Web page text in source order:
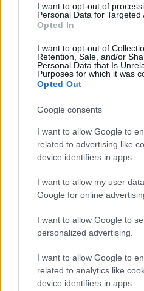
I want to opt-out of
Personal Data for Targeted
Opted In
I want to opt-out of
Retention, Sale, and/or
Personal Data that Is
Purposes for which it was
Opted Out
Google consents
I want to allow Google to
related to advertising like
device identifiers in apps.
I want to allow my user
Google for online
I want to allow Google to
personalized advertising.
I want to allow Google to
related to analytics like
device identifiers in apps.
LIFESTYLE
Matrimoni di lusso e concerti
Camilla Fiore · 9 Ago 2026